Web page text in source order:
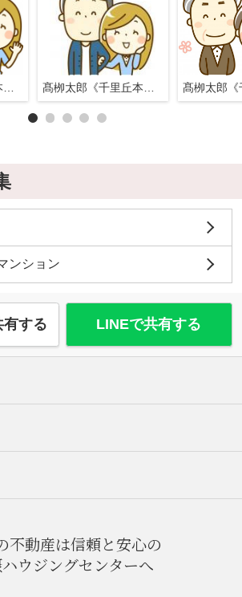
ンション
有する LINEで共有する
不動産は信頼と安心の
ウジングセンターへ